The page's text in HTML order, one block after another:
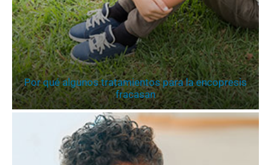
Por qué algunos tratamientos para la encopresis
fracasan